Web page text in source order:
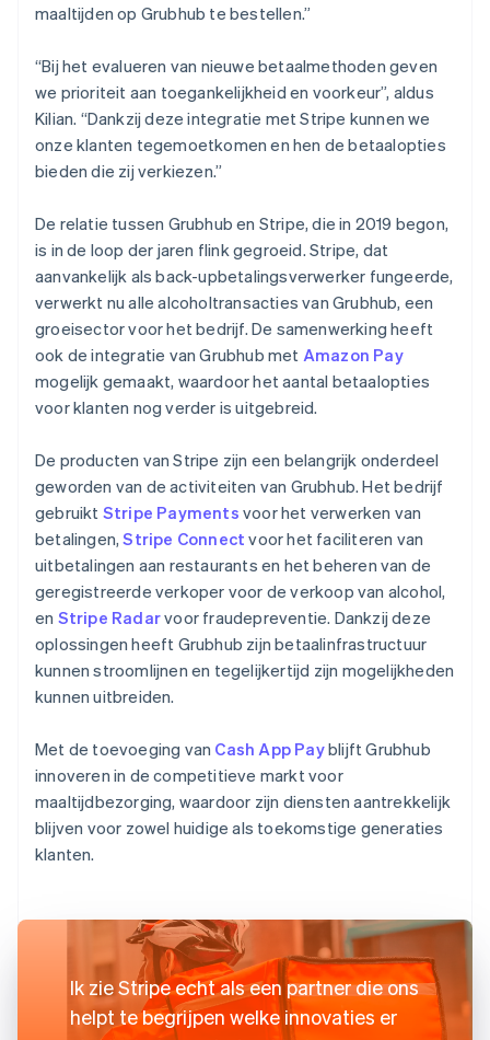
maaltijden op Grubhub te bestellen.”
“Bij het evalueren van nieuwe betaalmethoden geven
we prioriteit aan toegankelijkheid en voorkeur”, aldus
Kilian. “Dankzij deze integratie met Stripe kunnen we
onze klanten tegemoetkomen en hen de betaalopties
bieden die zij verkiezen.”
De relatie tussen Grubhub en Stripe, die in 2019 begon,
is in de loop der jaren flink gegroeid. Stripe, dat
aanvankelijk als back-upbetalingsverwerker fungeerde,
verwerkt nu alle alcoholtransacties van Grubhub, een
groeisector voor het bedrijf. De samenwerking heeft
ook de integratie van Grubhub met Amazon Pay
mogelijk gemaakt, waardoor het aantal betaalopties
voor klanten nog verder is uitgebreid.
De producten van Stripe zijn een belangrijk onderdeel
geworden van de activiteiten van Grubhub. Het bedrijf
gebruikt Stripe Payments voor het verwerken van
betalingen,Stripe Connect voor het faciliteren van
uitbetalingen aan restaurants en het beheren van de
geregistreerde verkoper voor de verkoop van alcohol,
en Stripe Radarvoor fraudepreventie. Dankzij deze
oplossingen heeft Grubhub zijn betaalinfrastructuur
kunnen stroomlijnen en tegelijkertijd zijn mogelijkheden
kunnen uitbreiden.
Met de toevoeging van Cash App Payblijft Grubhub
innoveren in de competitieve markt voor
maaltijdbezorging, waardoor zijn diensten aantrekkelijk
blijven voor zowel huidige als toekomstige generaties
klanten.
Ik zie Stripe echt als een partner die ons
helpt te begrijpen welke innovaties er